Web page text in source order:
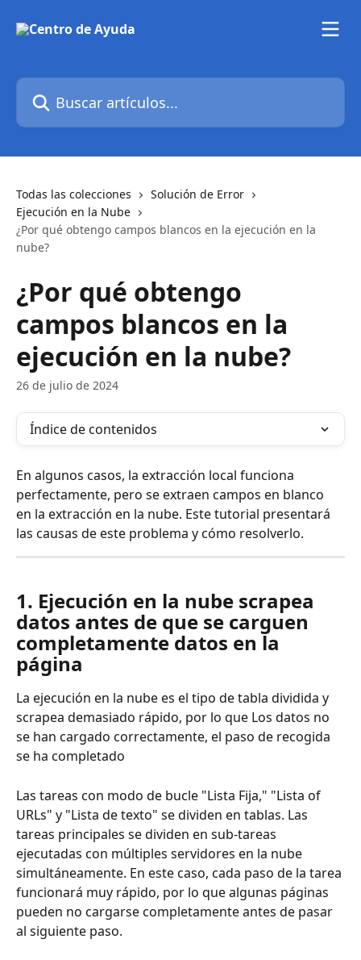
Buscar artículos...
Todas las colecciones
Solución de Error
Ejecución en la Nube
¿Por qué obtengo campos blancos en la ejecución en la
nube?
¿Por qué obtengo
campos blancos en la
ejecución en la nube?
26 de julio de 2024
Índice de contenidos
En algunos casos, la extracción local funciona
perfectamente, pero se extraen campos en blanco
en la extracción en la nube. Este tutorial presentará
las causas de este problema y cómo resolverlo.
1. Ejecución en la nube scrapea
datos antes de que se carguen
completamente datos en la
página
La ejecución en la nube es el tipo de tabla dividida y
scrapea demasiado rápido, por lo que Los datos no
se han cargado correctamente, el paso de recogida
se ha completado
Las tareas con modo de bucle "Lista Fija," "Lista of
URLs" y "Lista de texto" se dividen en tablas. Las
tareas principales se dividen en sub-tareas
ejecutadas con múltiples servidores en la nube
simultáneamente. En este caso, cada paso de la tarea
funcionará muy rápido, por lo que algunas páginas
pueden no cargarse completamente antes de pasar
al siguiente paso.